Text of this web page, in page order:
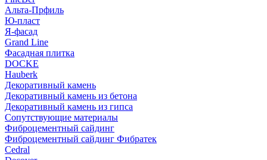
Альта-Прфиль
Ю-пласт
Я-фасад
Grand Line
Фасадная плитка
DOCKE
Hauberk
Декоративный камень
Декоративный камень из бетона
Декоративный камень из гипса
Сопутствующие материалы
Фиброцементный сайдинг
Фиброцементный сайдинг Фибратек
Cedral